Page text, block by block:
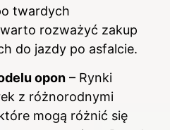
twardych
rozważyć zakup
do jazdy po asfalcie.
opon – Rynki
z różnorodnymi
mogą różnić się